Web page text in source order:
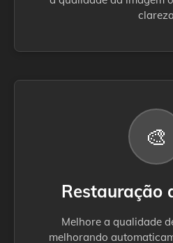
clareza
🎨
Restauração
Melhore a qualidade
melhorando